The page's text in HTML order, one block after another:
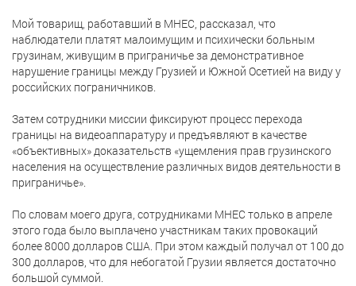
Мой товарищ, работавший в МНЕС, рассказал, что
наблюдатели платят малоимущим и психически больным
грузинам, живущим в приграничье за демонстративное
нарушение границы между Грузией и Южной Осетией на виду у
российских пограничников.
Затем сотрудники миссии фиксируют процесс перехода
границы на видеоаппаратуру и предъявляют в качестве
«объективных» доказательств «ущемления прав грузинского
населения на осуществление различных видов деятельности в
приграничье».
По словам моего друга, сотрудниками MHEC только в апреле
этого года было выплачено участникам таких провокаций
более 8000 долларов США. При этом каждый получал от 100 до
300 долларов, что для небогатой Грузии является достаточно
большой суммой.